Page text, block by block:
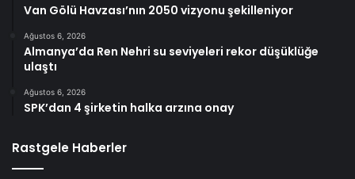
Van Gölü Havzası’nın 2050 vizyonu şekilleniyor
Ağustos 6, 2026
Almanya’da Ren Nehri su seviyeleri rekor düşüklüğe
ulaştı
Ağustos 6, 2026
SPK’dan 4 şirketin halka arzına onay
Rastgele Haberler